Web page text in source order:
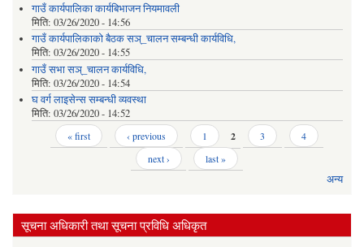
गाउँ कार्यपालिका कार्यबिभाजन नियमावली
मिति: 03/26/2020 - 14:56
गाउँ कार्यपालिकाको बैठक सञ्_चालन सम्बन्धी कार्यविधि,
मिति: 03/26/2020 - 14:55
गाउँ सभा सञ्_चालन कार्यविधि,
मिति: 03/26/2020 - 14:54
घ वर्ग लाइसेन्स सम्बन्धी व्यवस्था
मिति: 03/26/2020 - 14:52
« first ‹ previous 1 2 3
4
next ›
last »
अन्य
सूचना अधिकारी तथा सूचना प्रविधि अधिकृत